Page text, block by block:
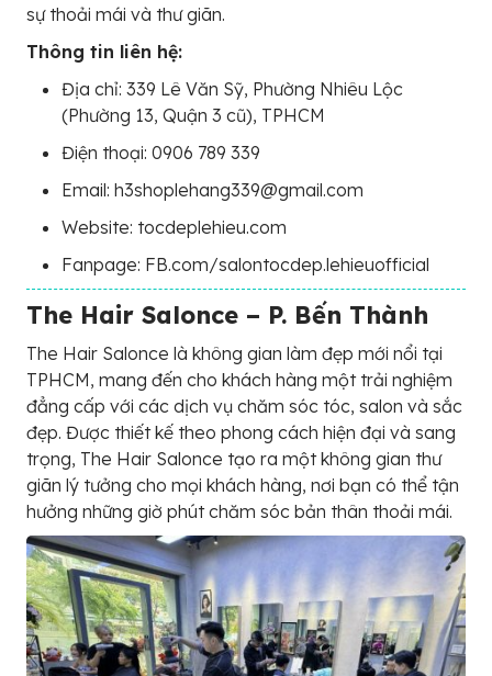
sự thoải mái và thư giãn.
Thông tin liên hệ:
Địa chỉ: 339 Lê Văn Sỹ, Phường Nhiêu Lộc
(Phường 13, Quận 3 cũ), TPHCM
Điện thoại: 0906 789 339
Email: h3shoplehang339@gmail.com
Website: tocdeplehieu.com
Fanpage: FB.com/salontocdep.lehieuofficial
The Hair Salonce – P. Bến Thành
The Hair Salonce là không gian làm đẹp mới nổi tại
TPHCM, mang đến cho khách hàng một trải nghiệm
đẳng cấp với các dịch vụ chăm sóc tóc, salon và sắc
đẹp. Được thiết kế theo phong cách hiện đại và sang
trọng, The Hair Salonce tạo ra một không gian thư
giãn lý tưởng cho mọi khách hàng, nơi bạn có thể tận
hưởng những giờ phút chăm sóc bản thân thoải mái.